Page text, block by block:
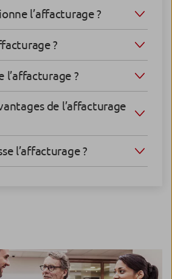
l’affacturage ?
?
l’affacturage ?
de l’affacturage
l’affacturage ?